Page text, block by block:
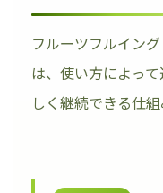
フルーツフルイン
は、使い方によっ
しく継続できる仕